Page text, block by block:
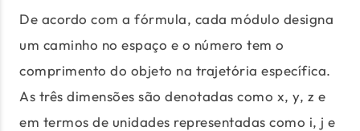
De acordo com a fórmula, cada módulo designa
um caminho no espaço e o número tem o
comprimento do objeto na trajetória específica.
As três dimensões são denotadas como x, y, z e
em termos de unidades representadas como i, j e